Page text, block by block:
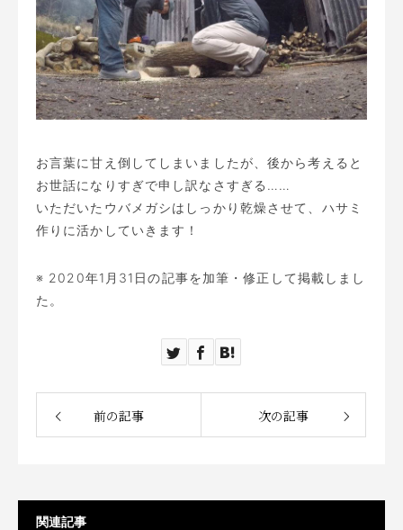
お言葉に甘え倒してしまいましたが、後から考えると
お世話になりすぎで申し訳なさすぎる……
いただいたウバメガシはしっかり乾燥させて、ハサミ
作りに活かしていきます！
※ 2020年1月31日の記事を加筆・修正して掲載しまし
た。
前の記事 次の記事
関連記事